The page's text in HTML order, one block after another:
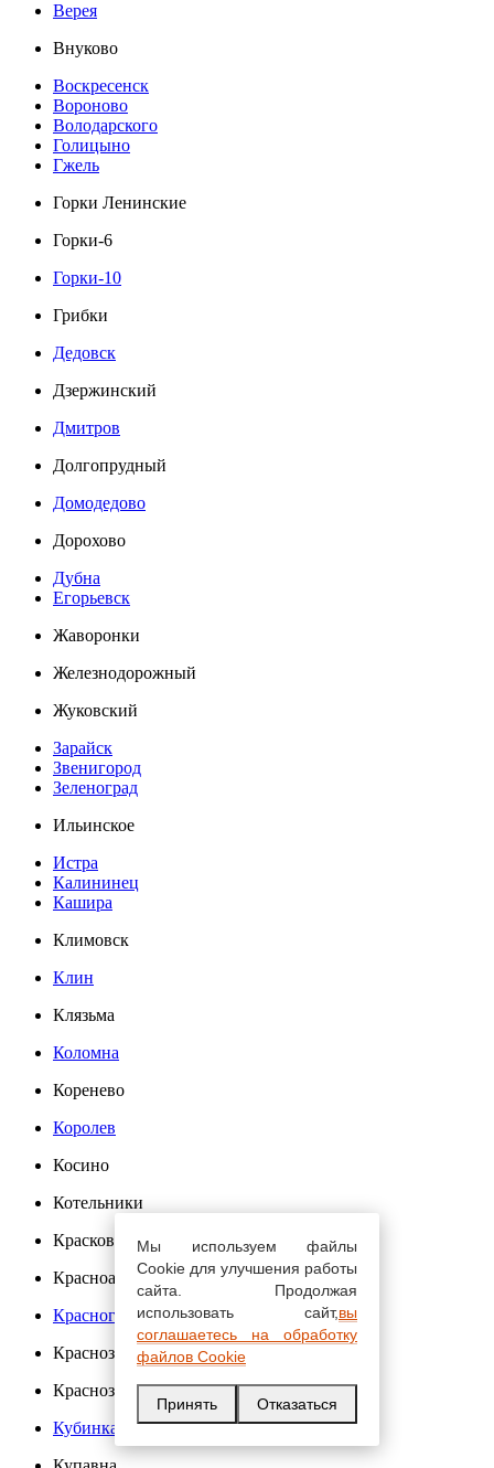
Верея
Внуково
Воскресенск
Вороново
Володарского
Голицыно
Гжель
Горки Ленинские
Горки-6
Горки-10
Грибки
Дедовск
Дзержинский
Дмитров
Долгопрудный
Домодедово
Дорохово
Дубна
Егорьевск
Жаворонки
Железнодорожный
Жуковский
Зарайск
Звенигород
Зеленоград
Ильинское
Истра
Калининец
Кашира
Климовск
Клин
Клязьма
Коломна
Коренево
Королев
Косино
Котельники
Красково
Красноармейск
Красногорск
Краснозаводск
Краснознаменский
Кубинка
Мы используем файлы
Cookie для улучшения работы
сайта. Продолжая
использовать сайт,вы
соглашаетесь на обработку
файлов Cookie
Принять Отказаться